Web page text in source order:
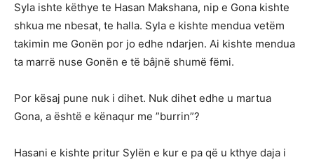
Syla ishte këthye te Hasan Makshana, nip e Gona kishte
shkua me nbesat, te halla. Syla e kishte mendua vetëm
takimin me Gonën por jo edhe ndarjen. Ai kishte mendua
ta marrë nuse Gonën e të bâjnë shumë fëmi.
Por kësaj pune nuk i dihet. Nuk dihet edhe u martua
Gona, a është e kënaqur me ”burrin”?
Hasani e kishte pritur Sylën e kur e pa që u kthye daja i